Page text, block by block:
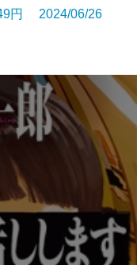
円 2024/06/26